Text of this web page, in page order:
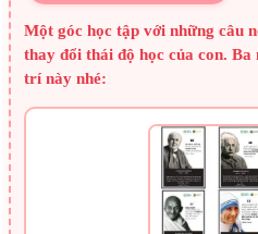
Một góc học tập với những câu
thay đổi thái độ học của con.
trí này nhé: